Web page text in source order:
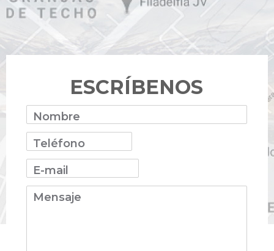
ESCRÍBENOS